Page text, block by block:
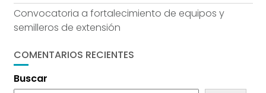
Convocatoria a fortalecimiento de equipos y
semilleros de extensión
COMENTARIOS RECIENTES
Buscar